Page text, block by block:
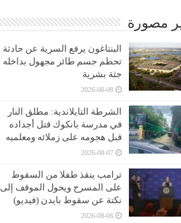
مصورة
البنتاغون يرفع السرية عن حادثة
تحطم جسم طائر مجهول بداخله
جثة بشرية
2026-08-08
الشرطة التايلاندية: مطلق النار
في مدرسة بانكوك قتل أجداده
قبل هجومه على زملائه ومعلميه
2026-08-07
ترامب ينقذ طفلا من السقوط
على المسرح ويحول الموقف إلى
نكتة عن سقوط بايدن (فيديو)
2026-08-06